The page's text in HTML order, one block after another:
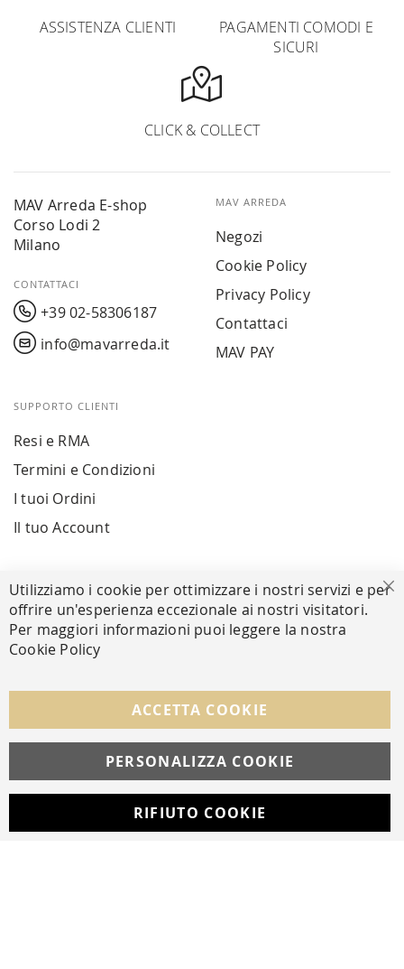
ASSISTENZA CLIENTI
PAGAMENTI COMODI E
SICURI
CLICK & COLLECT
MAV Arreda E-shop
Corso Lodi 2
Milano
CONTATTACI
+39 02-58306187
info@mavarreda.it
MAV ARREDA
Negozi
Cookie Policy
Privacy Policy
Contattaci
MAV PAY
SUPPORTO CLIENTI
Resi e RMA
Termini e Condizioni
I tuoi Ordini
Il tuo Account
Facebook Instagram Whatsapp
© Copyright MAV Arreda s.r.l. | P.IVA IT05919160969
Via Galileo Galilei, 14 | Milano
Utilizziamo i cookie per ottimizzare i nostri servizi e per
offrire un'esperienza eccezionale ai nostri visitatori.
Per maggiori informazioni puoi leggere la nostra
Cookie Policy
ACCETTA COOKIE
PERSONALIZZA COOKIE
RIFIUTO COOKIE